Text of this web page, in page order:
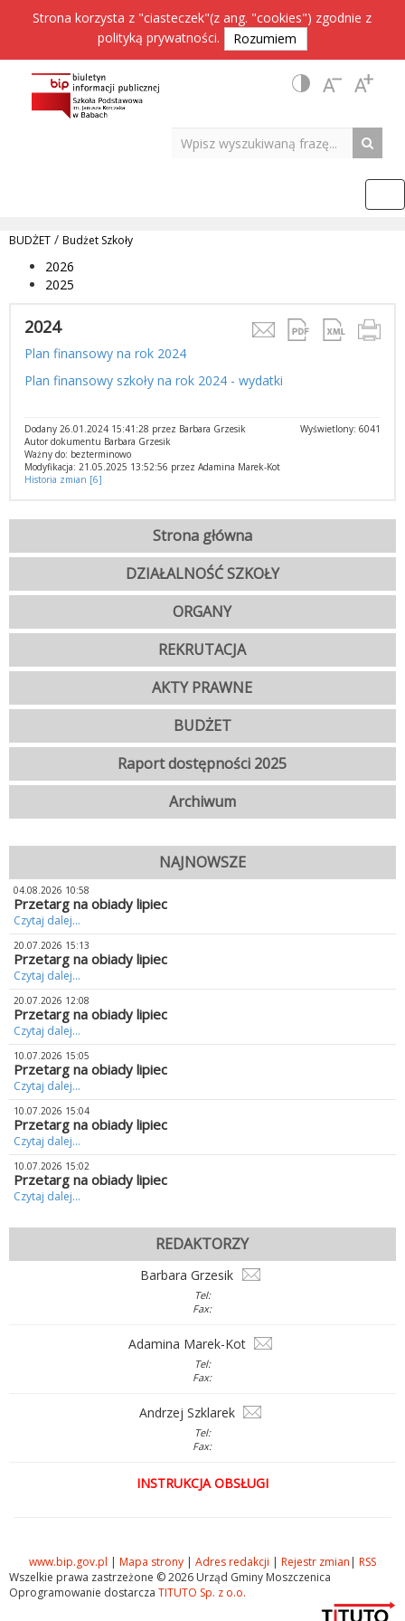
Strona korzysta z "ciasteczek"(z ang. "cookies") zgodnie z
polityką prywatności. Rozumiem
BUDŻET / Budżet Szkoły
2026
2025
2024
Plan finansowy na rok 2024
Plan finansowy szkoły na rok 2024 - wydatki
Wyświetlony: 6041
Dodany 26.01.2024 15:41:28 przez Barbara Grzesik
Autor dokumentu Barbara Grzesik
Ważny do: bezterminowo
Modyfikacja: 21.05.2025 13:52:56 przez Adamina Marek-Kot
Historia zmian [6]
Strona główna
DZIAŁALNOŚĆ SZKOŁY
ORGANY
REKRUTACJA
AKTY PRAWNE
BUDŻET
Raport dostępności 2025
Archiwum
NAJNOWSZE
04.08.2026 10:58
Przetarg na obiady lipiec
Czytaj dalej...
20.07.2026 15:13
Przetarg na obiady lipiec
Czytaj dalej...
20.07.2026 12:08
Przetarg na obiady lipiec
Czytaj dalej...
10.07.2026 15:05
Przetarg na obiady lipiec
Czytaj dalej...
10.07.2026 15:04
Przetarg na obiady lipiec
Czytaj dalej...
10.07.2026 15:02
Przetarg na obiady lipiec
Czytaj dalej...
REDAKTORZY
Barbara Grzesik
Tel:
Fax:
Adamina Marek-Kot
Tel:
Fax:
Andrzej Szklarek
Tel:
Fax:
INSTRUKCJA OBSŁUGI
www.bip.gov.pl | Mapa strony | Adres redakcji | Rejestr zmian | RSS
Wszelkie prawa zastrzeżone © 2026 Urząd Gminy Moszczenica
Oprogramowanie dostarcza TITUTO Sp. z o.o.